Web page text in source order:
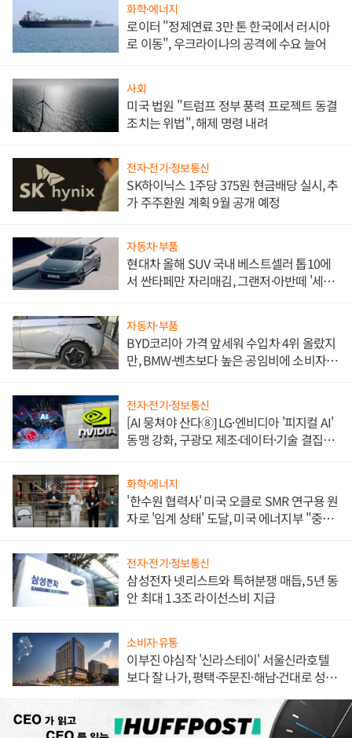
화학·에너지
로이터 "정제연료 3만 톤 한국에서 러시아
로 이동", 우크라이나의 공격에 수요 늘어
사회
미국 법원 "트럼프 정부 풍력 프로젝트 동결
조치는 위법", 해제 명령 내려
전자·전기·정보통신
SK하이닉스 1주당 375원 현금배당 실시, 추
가 주주환원 계획 9월 공개 예정
자동차·부품
현대차 올해 SUV 국내 베스트셀러 톱10에
서 싼타페만 자리매김, 그랜저·아반떼 '세단
자동차·부품
BYD코리아 가격 앞세워 수입차 4위 올랐지
만, BMW·벤츠보다 높은 공임비에 소비자
전자·전기·정보통신
[AI 뭉쳐야 산다⑧] LG·엔비디아 '피지컬 AI'
동맹 강화, 구광모 제조·데이터·기술 결집
화학·에너지
'한수원 협력사' 미국 오클로 SMR 연구용 원
자로 '임계 상태' 도달, 미국 에너지부 "중요
전자·전기·정보통신
삼성전자 넷리스트와 특허분쟁 매듭, 5년 동
안 최대 1.3조 라이선스비 지급
소비자·유통
이부진 야심작 '신라스테이' 서울신라호텔
보다 잘 나가, 평택·주문진·해남·건대로 성